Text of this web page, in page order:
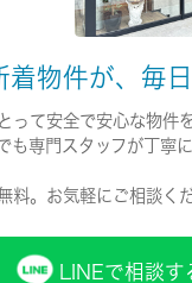
額５０％、毎年１０，
間
着物件が、毎
って安全で安心な物件
も専門スタッフが丁寧
料。お気軽にご相談くだ
LINEで相談す